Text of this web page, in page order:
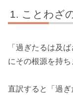
ことわざ
「過ぎたるは及
にその根源を持ち
直訳すると「過